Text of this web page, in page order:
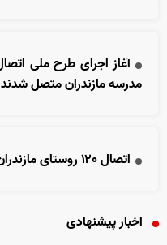
مدرسه مازندران متصل شدند
اتصال ۱۲۰ روستای مازندران به شبکه ملی اطلاعات
اخبار پیشنهادی